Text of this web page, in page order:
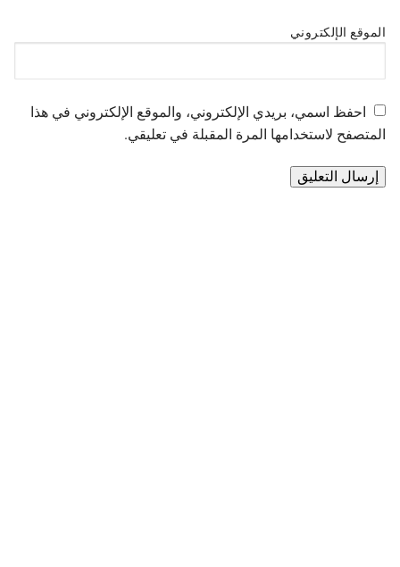
الموقع الإلكتروني
احفظ اسمي، بريدي الإلكتروني، والموقع الإلكتروني في هذا
المتصفح لاستخدامها المرة المقبلة في تعليقي.